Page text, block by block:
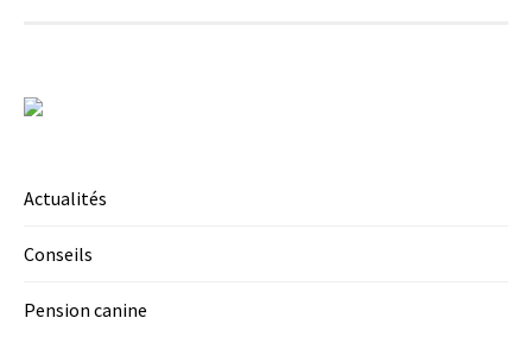
Actualités
Conseils
Pension canine